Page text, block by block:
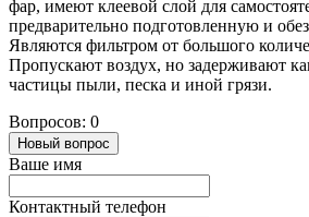
фар, имеют клеевой слой для
предварительно подготовленную и
Являются фильтром от большого
Пропускают воздух, но задерживают
частицы пыли, песка и иной грязи.
Вопросов: 0
Новый вопрос
Ваше имя
Контактный телефон